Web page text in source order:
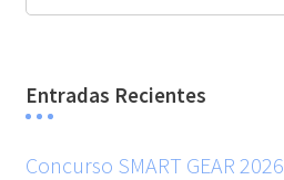
Entradas Recientes
Concurso SMART GEAR 2026